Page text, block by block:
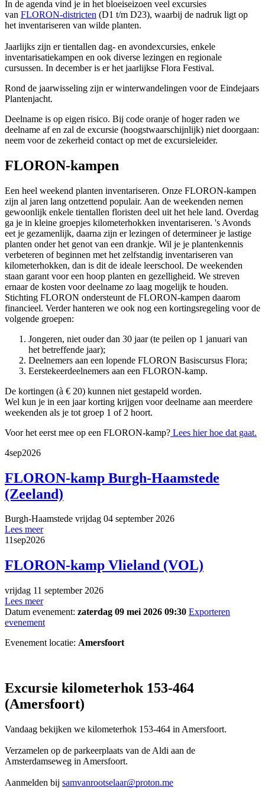
In de agenda vind je in het bloeiseizoen veel excursies
van FLORON-districten (D1 t/m D23), waarbij de nadruk ligt op
het inventariseren van wilde planten.
Jaarlijks zijn er tientallen dag- en avondexcursies, enkele
inventarisatiekampen en ook diverse lezingen en regionale
cursussen. In december is er het jaarlijkse Flora Festival.
Rond de jaarwisseling zijn er winterwandelingen voor de Eindejaars
Plantenjacht.
Deelname is op eigen risico. Bij code oranje of hoger raden we
deelname af en zal de excursie (hoogstwaarschijnlijk) niet doorgaan:
neem voor de zekerheid contact op met de excursieleider.
FLORON-kampen
Een heel weekend planten inventariseren. Onze FLORON-kampen
zijn al jaren lang ontzettend populair. Aan de weekenden nemen
gewoonlijk enkele tientallen floristen deel uit het hele land. Overdag
ga je in kleine groepjes kilometerhokken inventariseren. 's Avonds
eet je gezamenlijk, daarna zijn er lezingen of determineer je lastige
planten onder het genot van een drankje. Wil je je plantenkennis
verbeteren of beginnen met het zelfstandig inventariseren van
kilometerhokken, dan is dit de ideale leerschool. De weekenden
staan garant voor een hoop planten en gezelligheid. We streven
ernaar de kosten voor deelname zo laag mogelijk te houden.
Stichting FLORON ondersteunt de FLORON-kampen daarom
financieel. Verder hanteren we ook nog een kortingsregeling voor de
volgende groepen:
Jongeren, niet ouder dan 30 jaar (te peilen op 1 januari van
het betreffende jaar);
Deelnemers aan een lopende FLORON Basiscursus Flora;
Eerstekeerdeelnemers aan een FLORON-kamp.
De kortingen (à € 20) kunnen niet gestapeld worden.
Wel kun je in een jaar korting krijgen voor deelname aan meerdere
weekenden als je tot groep 1 of 2 hoort.
Voor het eerst mee op een FLORON-kamp? Lees hier hoe dat gaat.
4sep2026
FLORON-kamp Burgh-Haamstede
(Zeeland)
Burgh-Haamstede vrijdag 04 september 2026
Lees meer
11sep2026
FLORON-kamp Vlieland (VOL)
vrijdag 11 september 2026
Lees meer
Datum evenement: zaterdag 09 mei 2026 09:30 Exporteren
evenement
Evenement locatie: Amersfoort
Excursie kilometerhok 153-464
(Amersfoort)
Vandaag bekijken we kilometerhok 153-464 in Amersfoort.
Verzamelen op de parkeerplaats van de Aldi aan de
Amsterdamseweg in Amersfoort.
Aanmelden bij samvanrootselaar@proton.me